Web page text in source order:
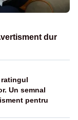
dur
ratingul
Un semnal
pentru